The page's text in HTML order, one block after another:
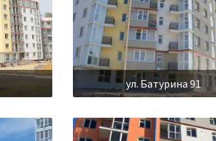
ул. Батурина 91